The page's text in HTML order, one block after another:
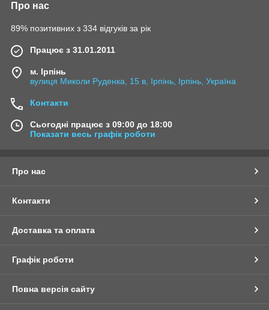
Про нас
89% позитивних з 334 відгуків за рік
Працює з 31.01.2011
м. Ірпінь
вулиця Миколи Руденка, 15 в, Ірпінь, Ірпінь, Україна
Контакти
Сьогодні працює з 09:00 до 18:00
Показати весь графік роботи
Про нас
Контакти
Доставка та оплата
Графік роботи
Повна версія сайту